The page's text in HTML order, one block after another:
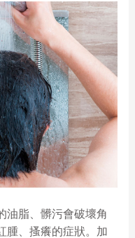
油脂、髒污會破壞角
腫、搔癢的症狀。加